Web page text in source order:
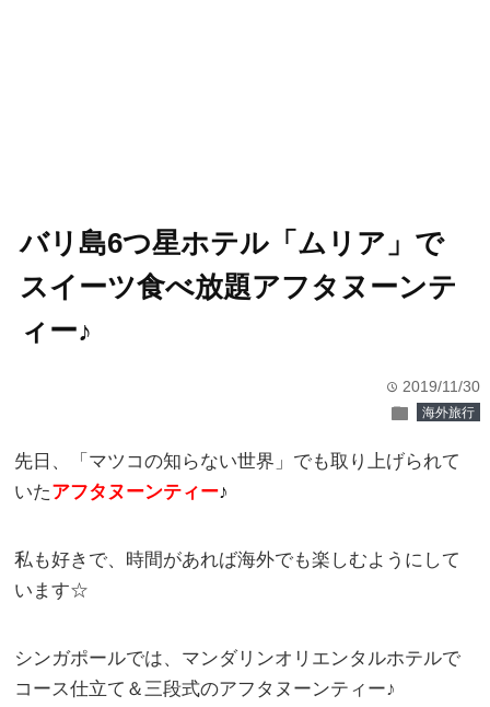
バリ島6つ星ホテル「ムリア」で
スイーツ食べ放題アフタヌーンテ
ィー♪
time 2019/11/30
folder 海外旅行
先日、「マツコの知らない世界」でも取り上げられて
いたアフタヌーンティー♪
私も好きで、時間があれば海外でも楽しむようにして
います☆
シンガポールでは、マンダリンオリエンタルホテルで
コース仕立て＆三段式のアフタヌーンティー♪